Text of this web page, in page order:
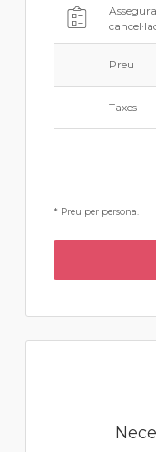
Preu
Taxes
* Preu per persona.